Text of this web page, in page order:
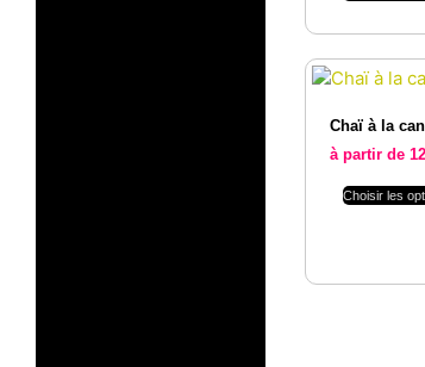
Chaï à la
à partir de
Choisir les